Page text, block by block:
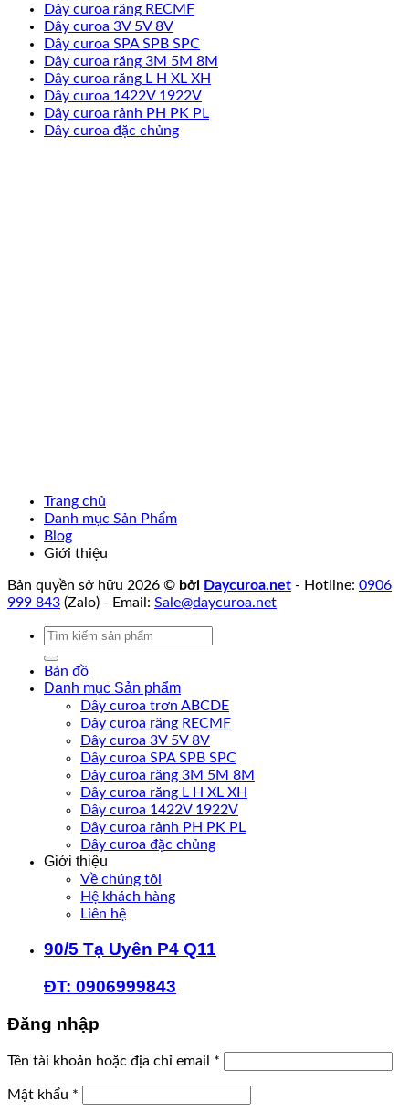
Dây curoa răng RECMF
Dây curoa 3V 5V 8V
Dây curoa SPA SPB SPC
Dây curoa răng 3M 5M 8M
Dây curoa răng L H XL XH
Dây curoa 1422V 1922V
Dây curoa rảnh PH PK PL
Dây curoa đặc chủng
Trang chủ
Danh mục Sản Phẩm
Blog
Giới thiệu
Bản quyền sở hữu 2026 © bởi Daycuroa.net - Hotline: 0906
999 843 (Zalo) - Email: Sale@daycuroa.net
Tìm
Bản đồ
Danh mục Sản phẩm
Dây curoa trơn ABCDE
Dây curoa răng RECMF
Dây curoa 3V 5V 8V
Dây curoa SPA SPB SPC
Dây curoa răng 3M 5M 8M
Dây curoa răng L H XL XH
Dây curoa 1422V 1922V
Dây curoa rảnh PH PK PL
Dây curoa đặc chủng
Giới thiệu
Về chúng tôi
Hệ khách hàng
Liên hệ
90/5 Tạ Uyên P4 Q11
ĐT: 0906999843
Đăng nhập
Tên tài khoản hoặc địa chỉ email *
Mật khẩu *